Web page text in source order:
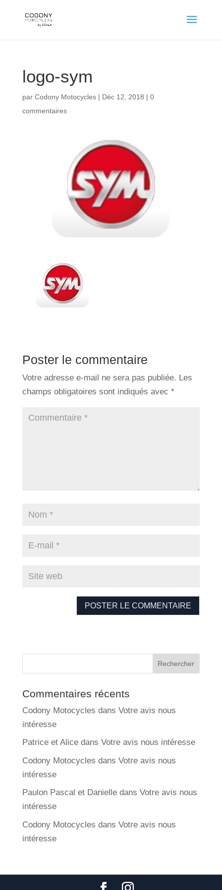
logo-sym
par Codony Motocycles| Déc 12, 2018 | 0
commentaires
Poster le commentaire
Votre adresse e-mail ne sera pas publiée. Les
champs obligatoires sont indiqués avec *
Commentaires récents
Codony Motocycles dans Votre avis nous
intéresse
Patrice et Alicedans Votre avis nous intéresse
Codony Motocycles dans Votre avis nous
intéresse
Paulon Pascal et Danielledans Votre avis nous
intéresse
Codony Motocycles dans Votre avis nous
intéresse